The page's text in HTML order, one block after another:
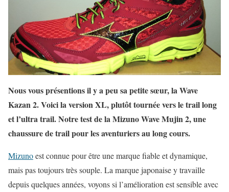
Nous vous présentions il y a peu sa petite sœur, la Wave
Kazan 2. Voici la version XL, plutôt tournée vers le trail long
et l’ultra trail. Notre test de la Mizuno Wave Mujin 2, une
chaussure de trail pour les aventuriers au long cours.
Mizunoest connue pour être une marque fiable et dynamique,
mais pas toujours très souple. La marque japonaise y travaille
depuis quelques années, voyons si l’amélioration est sensible avec